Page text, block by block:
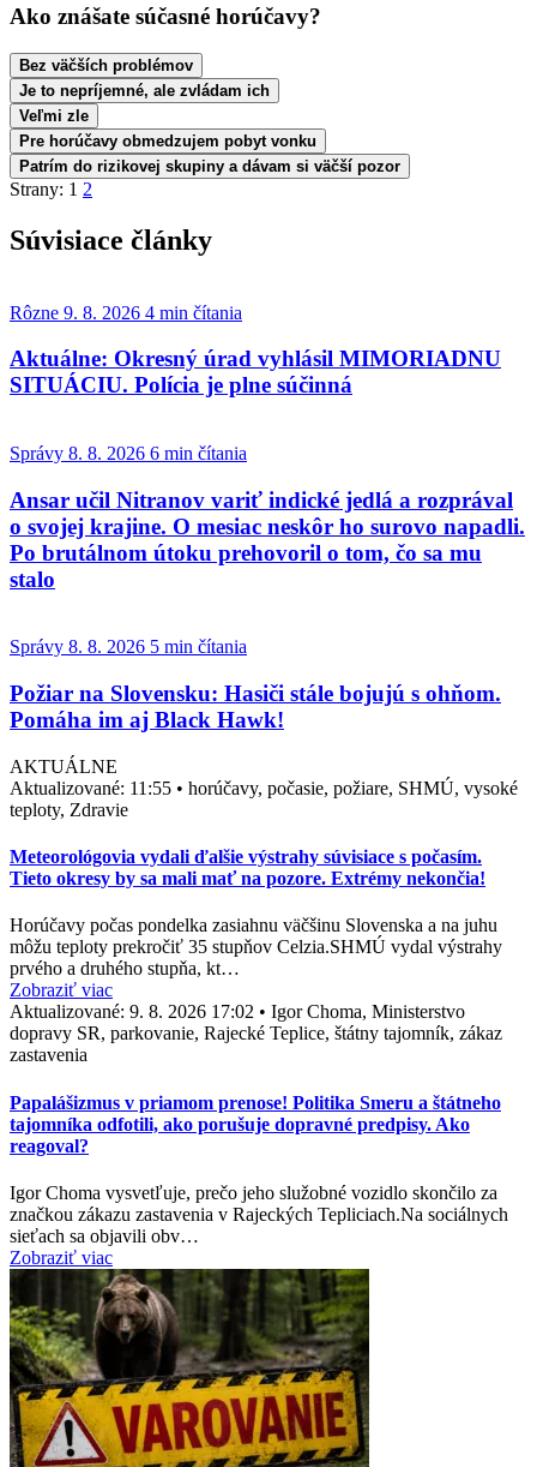
Ako znášate súčasné horúčavy?
Bez väčších problémov
Je to nepríjemné, ale zvládam ich
Veľmi zle
Pre horúčavy obmedzujem pobyt vonku
Patrím do rizikovej skupiny a dávam si väčší pozor
Strany: 1 2
Súvisiace články
Rôzne 9. 8. 2026 4 min čítania
Aktuálne: Okresný úrad vyhlásil MIMORIADNU
SITUÁCIU. Polícia je plne súčinná
Správy 8. 8. 2026 6 min čítania
Ansar učil Nitranov variť indické jedlá a rozprával
o svojej krajine. O mesiac neskôr ho surovo napadli.
Po brutálnom útoku prehovoril o tom, čo sa mu
stalo
Správy 8. 8. 2026 5 min čítania
Požiar na Slovensku: Hasiči stále bojujú s ohňom.
Pomáha im aj Black Hawk!
AKTUÁLNE
Aktualizované: 11:55 • horúčavy, počasie, požiare, SHMÚ, vysoké
teploty, Zdravie
Meteorológovia vydali ďalšie výstrahy súvisiace s počasím.
Tieto okresy by sa mali mať na pozore. Extrémy nekončia!
Horúčavy počas pondelka zasiahnu väčšinu Slovenska a na juhu
môžu teploty prekročiť 35 stupňov Celzia.SHMÚ vydal výstrahy
prvého a druhého stupňa, kt…
Zobraziť viac
Aktualizované: 9. 8. 2026 17:02 • Igor Choma, Ministerstvo
dopravy SR, parkovanie, Rajecké Teplice, štátny tajomník, zákaz
zastavenia
Papalášizmus v priamom prenose! Politika Smeru a štátneho
tajomníka odfotili, ako porušuje dopravné predpisy. Ako
reagoval?
Igor Choma vysvetľuje, prečo jeho služobné vozidlo skončilo za
značkou zákazu zastavenia v Rajeckých Tepliciach.Na sociálnych
sieťach sa objavili obv…
Zobraziť viac